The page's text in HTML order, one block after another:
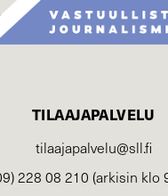
TILAAJAPALVELU
tilaajapalvelu@sll.fi
228 08 210 (arkisin klo